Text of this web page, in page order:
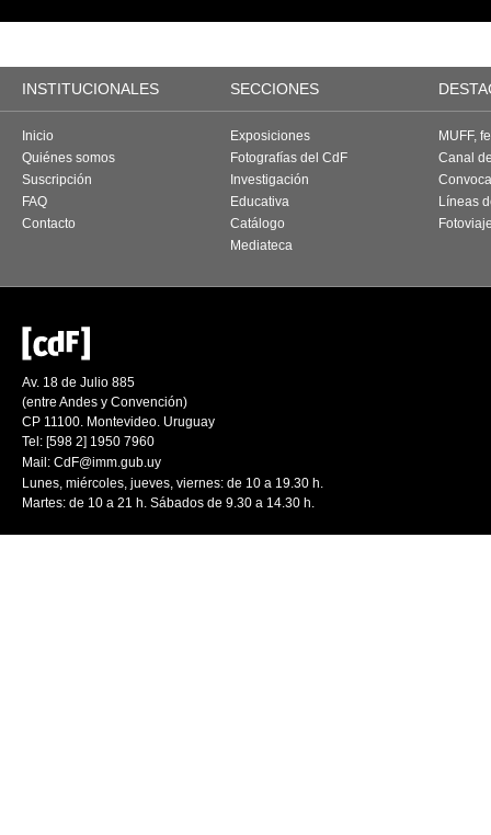
INSTITUCIONALES SECCIONES
Inicio
Quiénes somos
Suscripción
FAQ
Contacto
Exposiciones
Fotografías del CdF
Investigación
Educativa
Catálogo
Mediateca
MUFF,
Canal
Líneas
Av. 18 de Julio 885
(entre Andes y Convención)
CP 11100. Montevideo. Uruguay
Tel: [598 2] 1950 7960
Mail: CdF@imm.gub.uy
Lunes, miércoles, jueves, viernes: de 10 a 19.30 h.
Martes: de 10 a 21 h. Sábados de 9.30 a 14.30 h.